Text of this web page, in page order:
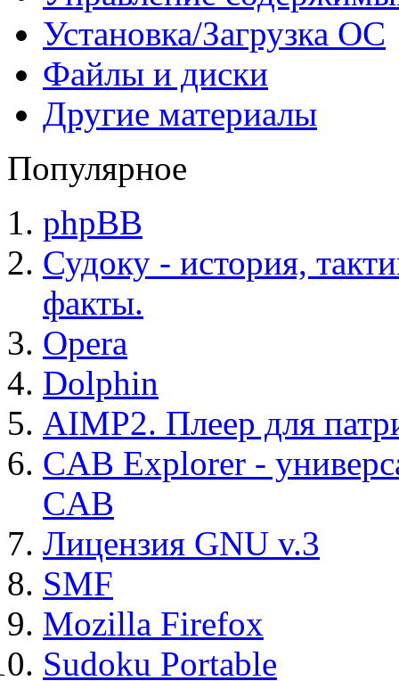
Установка/Загрузка ОС
Файлы и диски
Другие материалы
Популярное
phpBB
Судоку - история,
факты.
Opera
Dolphin
AIMP2. Плеер для
CAB Explorer -
CAB
Лицензия GNU v.3
SMF
Mozilla Firefox
Sudoku Portable